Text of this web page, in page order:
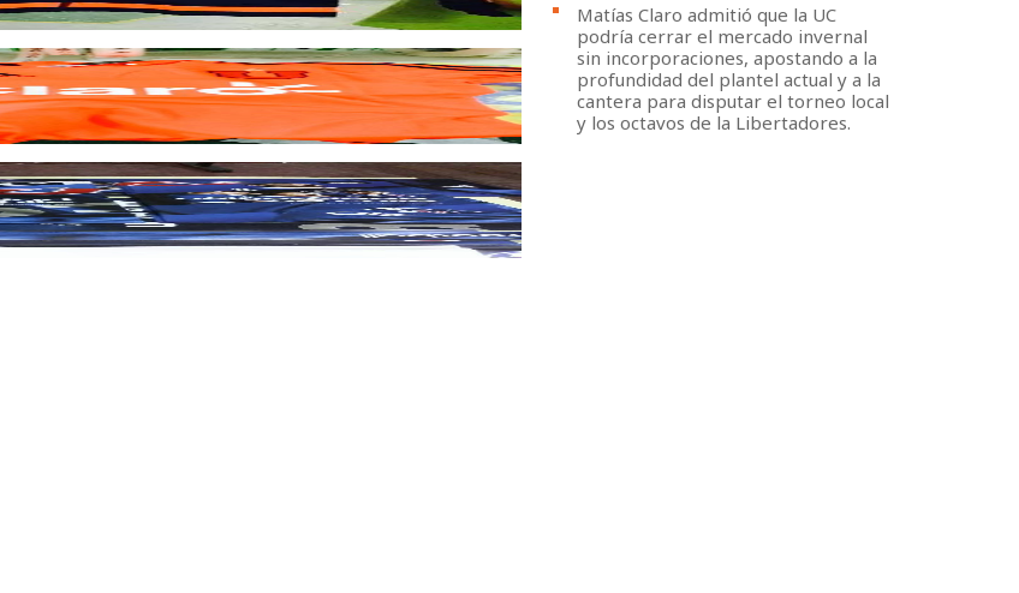
Matías Claro admitió que la UC
podría cerrar el mercado invernal
sin incorporaciones, apostando a la
profundidad del plantel actual y a la
cantera para disputar el torneo local
y los octavos de la Libertadores.